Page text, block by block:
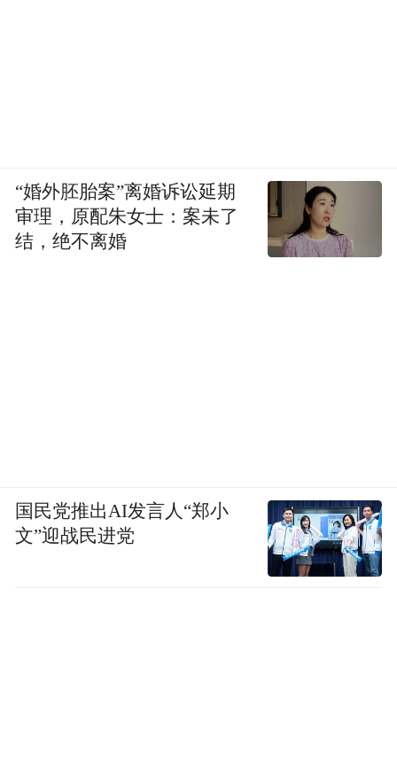
“婚外胚胎案”离婚诉讼延期
审理，原配朱女士：案未了
结，绝不离婚
国民党推出AI发言人“郑小
文”迎战民进党